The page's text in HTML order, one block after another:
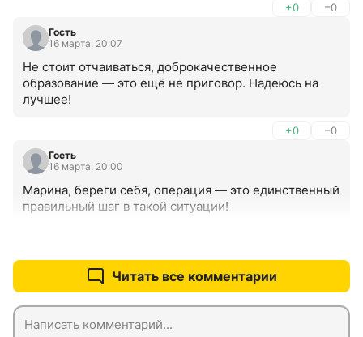
+0 –0
Гость
16 марта, 20:07
Не стоит отчаиваться, доброкачественное
образование — это ещё не приговор. Надеюсь на
лучшее!
+0 –0
Гость
16 марта, 20:00
Марина, береги себя, операция — это единственный
правильный шаг в такой ситуации!
Читать все комментарии